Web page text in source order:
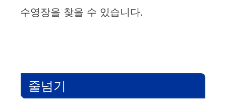
수영장을 찾을 수 있습니다.
줄넘기